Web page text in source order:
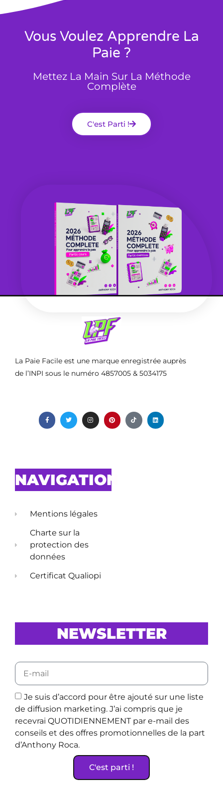
Vous Voulez Apprendre La
Paie ?
Mettez La Main Sur La Méthode
Complète
C'est Parti !
La Paie Facile est une marque enregistrée auprès
de l’INPI sous le numéro 4857005 & 5034175
NAVIGATION
Mentions légales
Charte sur la
protection des
données
Certificat Qualiopi
NEWSLETTER
Je suis d’accord pour être ajouté sur une liste
de diffusion marketing. J’ai compris que je
recevrai QUOTIDIENNEMENT par e-mail des
conseils et des offres promotionnelles de la part
d’Anthony Roca.
C'est parti !